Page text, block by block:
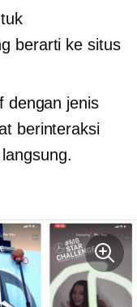
berarti ke situs
dengan jenis
berinteraksi